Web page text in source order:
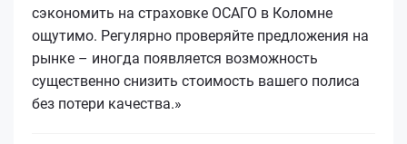
сэкономить на страховке ОСАГО в Коломне
ощутимо. Регулярно проверяйте предложения на
рынке – иногда появляется возможность
существенно снизить стоимость вашего полиса
без потери качества.»